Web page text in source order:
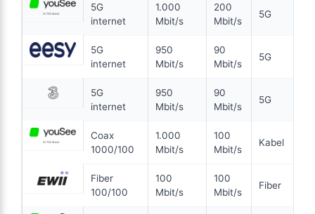
99 KR/MD FØRSTE 3 MDR 6 MDR. BINDING
5G internet
Mbit/s Download
▲ 100 Mbit/s Upload
Pris 6 mdr. 1.194 kr.
Detaljer
0 kr. oprettelse
5G
internet
1.000
Mbit/s
200
Mbit/s
5G
5G
internet
950
Mbit/s
90
Mbit/s
5G
5G
internet
950
Mbit/s
90
Mbit/s
5G
Coax
1000/100
1.000
Mbit/s
100
Mbit/s
Kabel
Fiber
100/100
100
Mbit/s
100
Mbit/s
Fiber